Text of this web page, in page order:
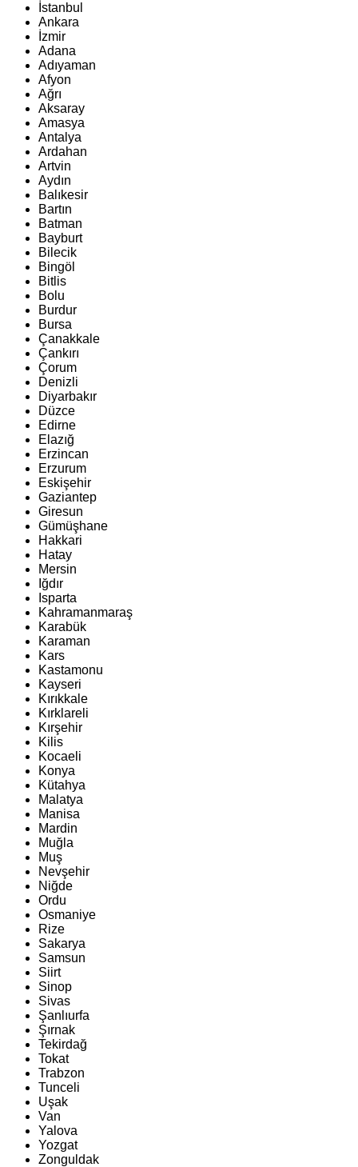
İstanbul
Ankara
İzmir
Adana
Adıyaman
Afyon
Ağrı
Aksaray
Amasya
Antalya
Ardahan
Artvin
Aydın
Balıkesir
Bartın
Batman
Bayburt
Bilecik
Bingöl
Bitlis
Bolu
Burdur
Bursa
Çanakkale
Çankırı
Çorum
Denizli
Diyarbakır
Düzce
Edirne
Elazığ
Erzincan
Erzurum
Eskişehir
Gaziantep
Giresun
Gümüşhane
Hakkari
Hatay
Mersin
Iğdır
Isparta
Kahramanmaraş
Karabük
Karaman
Kars
Kastamonu
Kayseri
Kırıkkale
Kırklareli
Kırşehir
Kilis
Kocaeli
Konya
Kütahya
Malatya
Manisa
Mardin
Muğla
Muş
Nevşehir
Niğde
Ordu
Osmaniye
Rize
Sakarya
Samsun
Siirt
Sinop
Sivas
Şanlıurfa
Şırnak
Tekirdağ
Tokat
Trabzon
Tunceli
Uşak
Van
Yalova
Yozgat
Zonguldak